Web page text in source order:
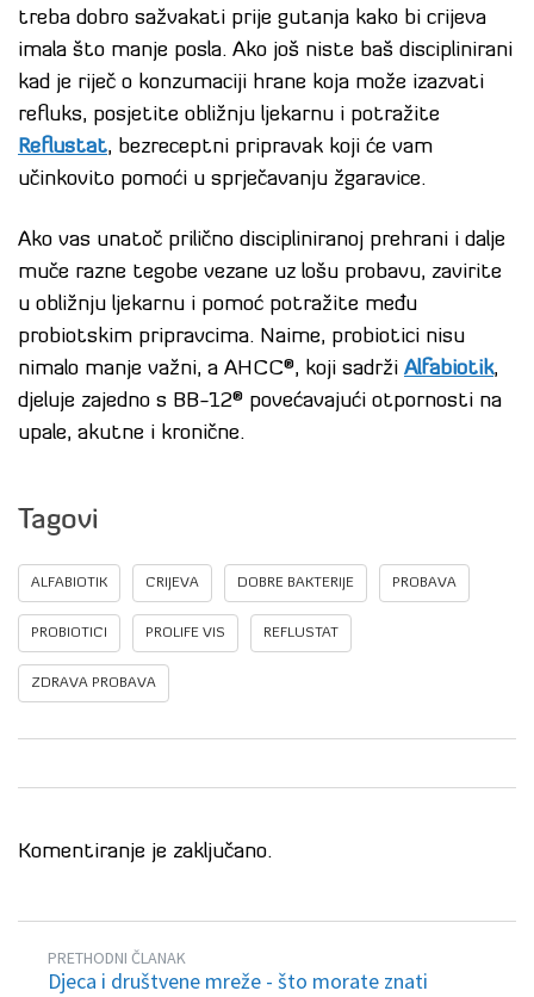
treba dobro sažvakati prije gutanja kako bi crijeva
imala što manje posla. Ako još niste baš disciplinirani
kad je riječ o konzumaciji hrane koja može izazvati
refluks, posjetite obližnju ljekarnu i potražite
Reflustat, bezreceptni pripravak koji će vam
učinkovito pomoći u sprječavanju žgaravice.
Ako vas unatoč prilično discipliniranoj prehrani i dalje
muče razne tegobe vezane uz lošu probavu, zavirite
u obližnju ljekarnu i pomoć potražite među
probiotskim pripravcima. Naime, probiotici nisu
nimalo manje važni, a AHCC®, koji sadrži Alfabiotik,
djeluje zajedno s BB-12® povećavajući otpornosti na
upale, akutne i kronične.
Tagovi
ALFABIOTIK CRIJEVA DOBRE BAKTERIJE PROBAVA
PROBIOTICI PROLIFE VIS REFLUSTAT
ZDRAVA PROBAVA
Komentiranje je zaključano.
PRETHODNI ČLANAK
Djeca i društvene mreže - što morate znati